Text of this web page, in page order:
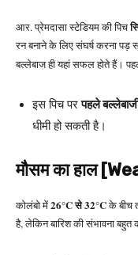
आर. प्रेमदासा स्टेडियम की पिच
रन बनाने के लिए संघर्ष करना
बल्लेबाज ही यहां सफल होते हैं।
इस पिच परपहले
धीमी हो सकती है।
मौसम का हाल
कोलंबो में26°C से 32°Cके बीच
है, लेकिन बारिश की संभावना बहुत